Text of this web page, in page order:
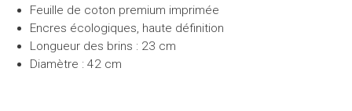
Feuille de coton premium imprimée
Encres écologiques, haute définition
Longueur des brins : 23 cm
Diamètre : 42 cm